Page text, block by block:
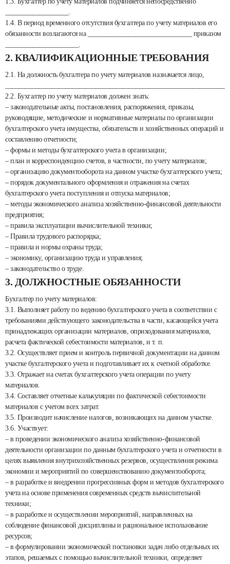
___________________.
1.4. В период временного отсутствия бухгалтера по учету материалов его
обязанности возлагаются на _______________________________ приказом
______________________.
2. КВАЛИФИКАЦИОННЫЕ ТРЕБОВАНИЯ
2.1. На должность бухгалтера по учету материалов назначается лицо,
2.2. Бухгалтер по учету материалов должен знать:
– законодательные акты, постановления, распоряжения, приказы,
руководящие, методические и нормативные материалы по организации
бухгалтерского учета имущества, обязательств и хозяйственных операций и
составлению отчетности;
– формы и методы бухгалтерского учета в организации;
– план и корреспонденцию счетов, в частности, по учету материалов;
– организацию документооборота на данном участке бухгалтерского учета;
– порядок документального оформления и отражения на счетах
бухгалтерского учета поступления и отпуска материалов;
– методы экономического анализа хозяйственно-финансовой деятельности
предприятия;
– правила эксплуатации вычислительной техники;
– Правила трудового распорядка;
– правила и нормы охраны труда;
– экономику, организацию труда и управления;
– законодательство о труде.
3. ДОЛЖНОСТНЫЕ ОБЯЗАННОСТИ
Бухгалтер по учету материалов:
3.1. Выполняет работу по ведению бухгалтерского учета в соответствии с
требованиями действующего законодательства в части, касающейся учета
принадлежащих организации материалов, оприходования материалов,
расчета фактической себестоимости материалов, и т. п.
3.2. Осуществляет прием и контроль первичной документации на данном
участке бухгалтерского учета и подготавливает их к счетной обработке.
3.3. Отражает на счетах бухгалтерского учета операции по учету
материалов.
3.4. Составляет отчетные калькуляции по фактической себестоимости
материалов с учетом всех затрат.
3.5. Производит начисление налогов, возникающих на данном участке.
3.6. Участвует:
– в проведении экономического анализа хозяйственно-финансовой
деятельности организации по данным бухгалтерского учета и отчетности в
целях выявления внутрихозяйственных резервов, осуществления режима
экономии и мероприятий по совершенствованию документооборота;
– в разработке и внедрении прогрессивных форм и методов бухгалтерского
учета на основе применения современных средств вычислительной
техники;
– в разработке и осуществлении мероприятий, направленных на
соблюдение финансовой дисциплины и рациональное использование
ресурсов;
– в формулировании экономической постановки задач либо отдельных их
этапов, решаемых с помощью вычислительной техники, определяет